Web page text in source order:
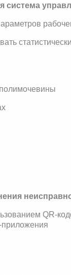
система
QR-
приложения